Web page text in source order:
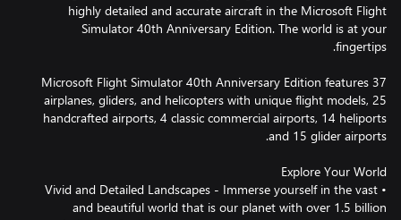
highly detailed and accurate aircraft in the Microsoft Flight
Simulator 40th Anniversary Edition. The world is at your
Microsoft Flight Simulator 40th Anniversary Edition features 37
airplanes, gliders, and helicopters with unique flight models, 25
handcrafted airports, 4 classic commercial airports, 14 heliports
• Vivid and Detailed Landscapes - Immerse yourself in the vast
and beautiful world that is our planet with over 1.5 billion